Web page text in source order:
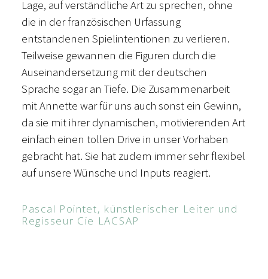
Lage, auf verständliche Art zu sprechen, ohne
die in der französischen Urfassung
entstandenen Spielintentionen zu verlieren.
Teilweise gewannen die Figuren durch die
Auseinandersetzung mit der deutschen
Sprache sogar an Tiefe. Die Zusammenarbeit
mit Annette war für uns auch sonst ein Gewinn,
da sie mit ihrer dynamischen, motivierenden Art
einfach einen tollen Drive in unser Vorhaben
gebracht hat. Sie hat zudem immer sehr flexibel
auf unsere Wünsche und Inputs reagiert.
Pascal Pointet, künstlerischer Leiter und
Regisseur Cie LACSAP